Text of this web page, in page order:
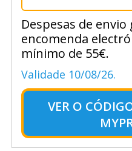
Despesas de
encomenda
mínimo de 55€.
Validade 10/08/26.
VER O